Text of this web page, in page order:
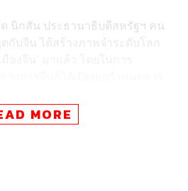
นิกสัน ประธานาธิบดีสหรัฐฯ คน
กับจีน ได้สร้างภาพจำระดับโลก
ง ‘หอสักการะฟ้าเทียนถาน’ ถือ
คัญทางการทูตอย่างลึกซึ้ง
MORE